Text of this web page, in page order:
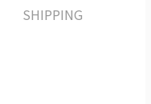
SHIPPING